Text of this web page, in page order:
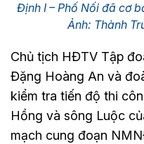
Định I – Phố Nối đã cơ
Ảnh: Thành
Chủ tịch HĐTV Tập
Đặng Hoàng An và
kiểm tra tiến độ thi
Hồng và sông Luộc
mạch cung đoạn